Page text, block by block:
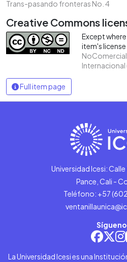
Trans-pasando fronteras No. 4
Creative Commons
Except
item's
Internacional
Full item page
Universidad Icesi:
Pance, Cali -
Teléfono: +57
La Universidad Icesi es una